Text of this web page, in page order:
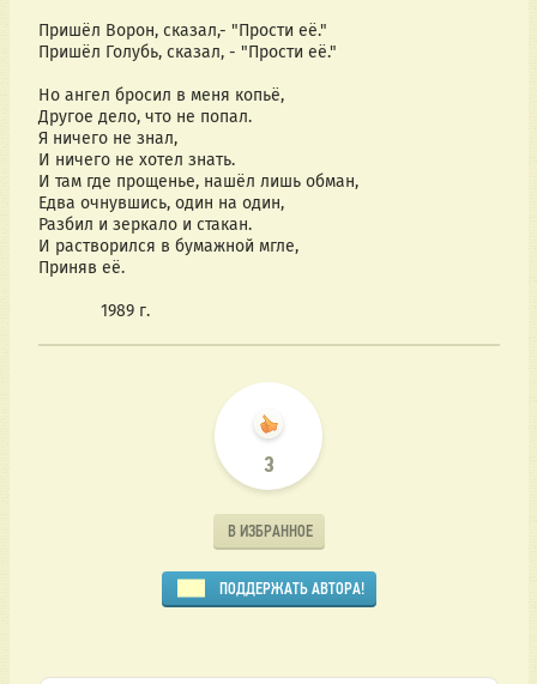
Пришёл Ворон, сказал,- "Прости её."
Пришёл Голубь, сказал, - "Прости её."
Но ангел бросил в меня копьё,
Другое дело, что не попал.
Я ничего не знал,
И ничего не хотел знать.
И там где прощенье, нашёл лишь обман,
Едва очнувшись, один на один,
Разбил и зеркало и стакан.
И растворился в бумажной мгле,
Приняв её.
1989 г.
3
В ИЗБРАННОЕ
ПОДДЕРЖАТЬ АВТОРА!